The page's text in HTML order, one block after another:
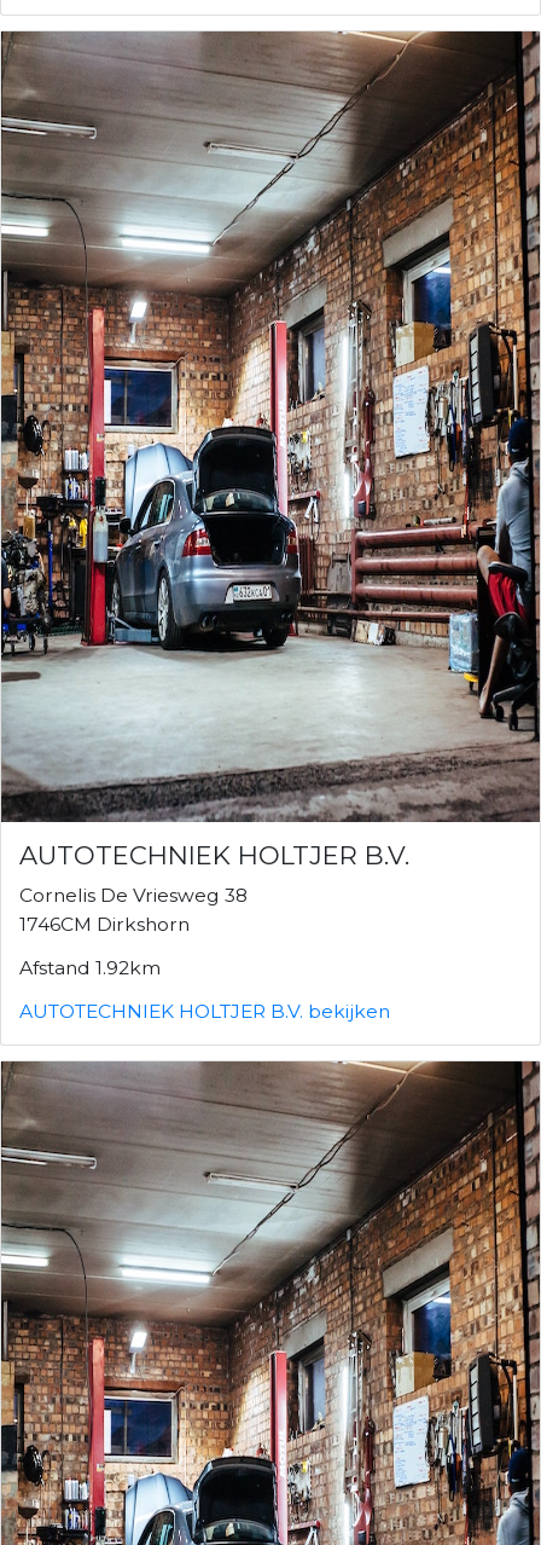
AUTOTECHNIEK HOLTJER B.V.
Cornelis De Vriesweg 38
1746CM Dirkshorn
Afstand 1.92km
AUTOTECHNIEK HOLTJER B.V. bekijken